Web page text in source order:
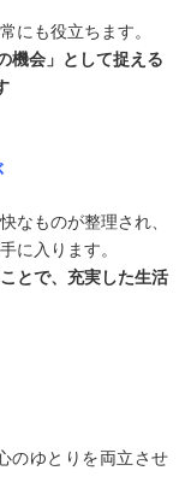
にも役立ちます。
機会」として捉える
なものが整理され、
に入ります。
とで、充実した生活
のゆとりを両立させ